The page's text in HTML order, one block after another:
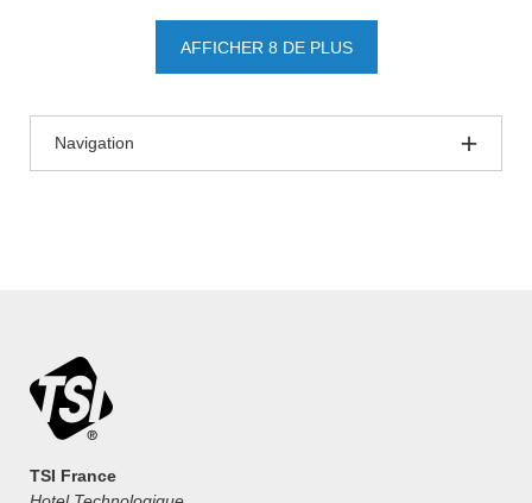
AFFICHER 8 DE PLUS
Navigation
TSI France